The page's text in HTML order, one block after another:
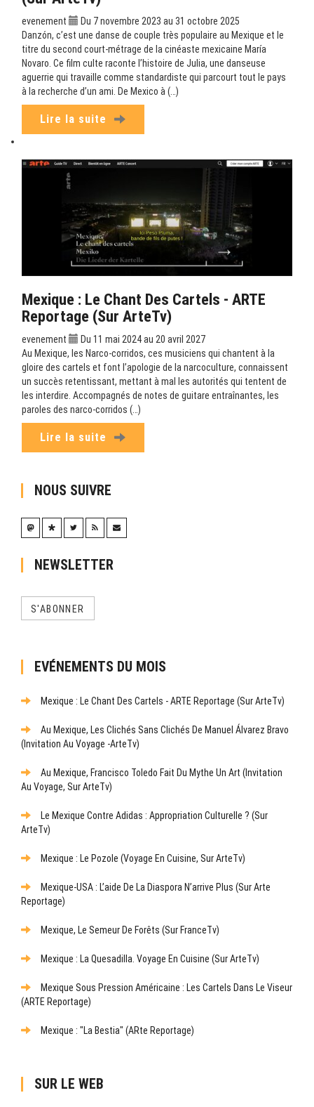
evenement
Du 7 novembre 2023 au 31 octobre 2025
Danzón, c’est une danse de couple très populaire au Mexique et le
titre du second court-métrage de la cinéaste mexicaine María
Novaro. Ce film culte raconte l’histoire de Julia, une danseuse
aguerrie qui travaille comme standardiste qui parcourt tout le pays
à la recherche d’un ami. De Mexico à (…)
Lire la suite
Mexique : Le Chant Des Cartels - ARTE
Reportage (sur ArteTv)
evenement
Du 11 mai 2024 au 20 avril 2027
Au Mexique, les Narco-corridos, ces musiciens qui chantent à la
gloire des cartels et font l’apologie de la narcoculture, connaissent
un succès retentissant, mettant à mal les autorités qui tentent de
les interdire. Accompagnés de notes de guitare entraînantes, les
paroles des narco-corridos (…)
Lire la suite
NOUS SUIVRE
NEWSLETTER
S'ABONNER
EVÉNEMENTS DU MOIS
Mexique : Le Chant Des Cartels - ARTE Reportage (sur ArteTv)
Au Mexique, Les Clichés Sans Clichés De Manuel Álvarez Bravo
(Invitation Au Voyage -ArteTv)
Au Mexique, Francisco Toledo Fait Du Mythe Un Art (Invitation
Au Voyage, Sur ArteTv)
Le Mexique Contre Adidas : Appropriation Culturelle ? (sur
ArteTv)
Mexique : Le Pozole (Voyage En Cuisine, Sur ArteTv)
Mexique-USA : L’aide De La Diaspora N’arrive Plus (sur Arte
Reportage)
Mexique, Le Semeur De Forêts (sur FranceTv)
Mexique : La Quesadilla. Voyage En Cuisine (sur ArteTv)
Mexique Sous Pression Américaine : Les Cartels Dans Le Viseur
(ARTE Reportage)
Mexique : "La Bestia" (ARte Reportage)
SUR LE WEB